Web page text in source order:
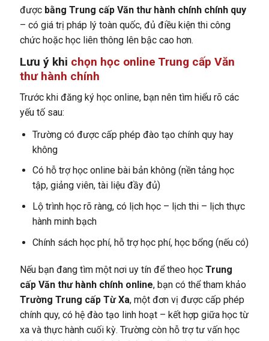
được bằng Trung cấp Văn thư hành chính chính quy
– có giá trị pháp lý toàn quốc, đủ điều kiện thi công
chức hoặc học liên thông lên bậc cao hơn.
Lưu ý khi chọn học online Trung cấp Văn
thư hành chính
Trước khi đăng ký học online, bạn nên tìm hiểu rõ các
yếu tố sau:
Trường có được cấp phép đào tạo chính quy hay
không
Có hỗ trợ học online bài bản không (nền tảng học
tập, giảng viên, tài liệu đầy đủ)
Lộ trình học rõ ràng, có lịch học – lịch thi – lịch thực
hành minh bạch
Chính sách học phí, hỗ trợ học phí, học bổng (nếu có)
Nếu bạn đang tìm một nơi uy tín để theo học Trung
cấp Văn thư hành chính online, bạn có thể tham khảo
Trường Trung cấp Từ Xa, một đơn vị được cấp phép
chính quy, có hệ đào tạo linh hoạt – kết hợp giữa học từ
xa và thực hành cuối kỳ. Trường còn hỗ trợ tư vấn học